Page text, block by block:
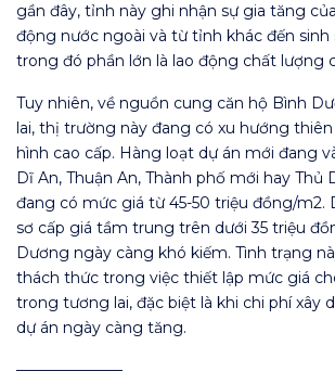
gần đây, tỉnh này ghi nhận sự gia tăng
động nước ngoài và từ tỉnh khác đến sinh
trong đó phần lớn là lao động chất lượng
Tuy nhiên, về nguồn cung căn hộ Bình
lai, thị trường này đang có xu hướng
hình cao cấp. Hàng loạt dự án mới đang
Dĩ An, Thuận An, Thành phố mới hay Thủ
đang có mức giá từ 45-50 triệu đồng/m2.
sơ cấp giá tầm trung trên dưới 35 triệu
Dương ngày càng khó kiếm. Tình trạng
thách thức trong việc thiết lập mức giá
trong tương lai, đặc biệt là khi chi phí xây
dự án ngày càng tăng.
———————